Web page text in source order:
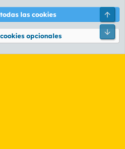
Política de privacidad Ayuda
© 2010-2026 XenForo Ltd.
las cookies
opcionales
Pie